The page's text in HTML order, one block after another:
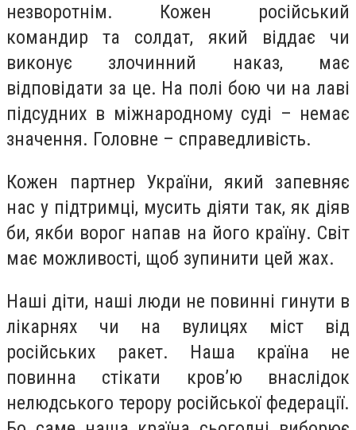
незворотнім. Кожен російський
командир та солдат, який віддає чи
виконує злочинний наказ, має
відповідати за це. На полі бою чи на лаві
підсудних в міжнародному суді – немає
значення. Головне – справедливість.
Кожен партнер України, який запевняє
нас у підтримці, мусить діяти так, як діяв
би, якби ворог напав на його країну. Світ
має можливості, щоб зупинити цей жах.
Наші діти, наші люди не повинні гинути в
лікарнях чи на вулицях міст від
російських ракет. Наша країна не
повинна стікати кров’ю внаслідок
нелюдського терору російської федерації.